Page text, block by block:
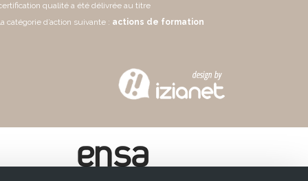
qualité a été délivrée au titre
catégorie d’action suivante : actions de formation